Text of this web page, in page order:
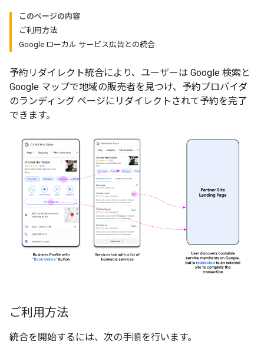
このページの内容
ご利用方法
Google ローカル サービス広告との統合
予約リダイレクト統合により、ユーザーは Google 検索と
Google マップで地域の販売者を見つけ、予約プロバイダ
のランディング ページにリダイレクトされて予約を完了
できます。
ご利用方法
統合を開始するには、次の手順を行います。